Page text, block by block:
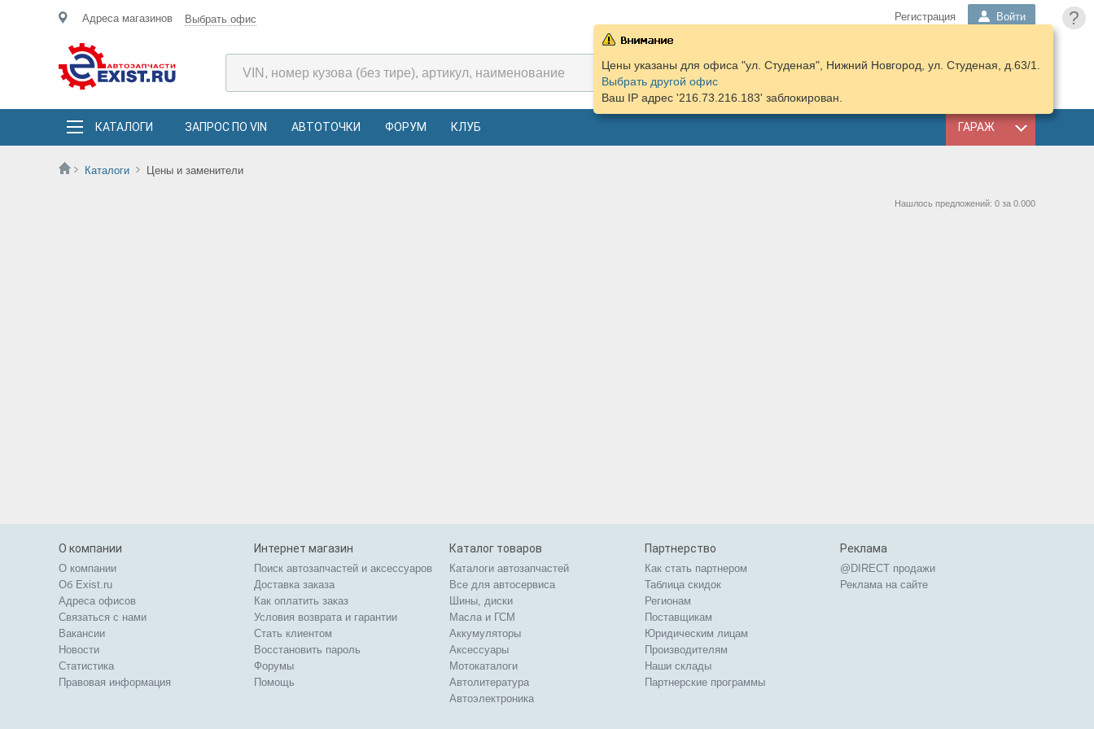
?
Адреса магазинов Выбрать офис Регистрация Войти
КОРЗИНА
ПОДОБРАТЬ
КАТАЛОГИ ЗАПРОС ПО VIN АВТОТОЧКИ ФОРУМ КЛУБ ГАРАЖ
Каталоги Цены и заменители
Цены указаны для офиса "ул. Студеная", Нижний Новгород, ул. Студеная, д.63/1.
Выбрать другой офис
Ваш IP адрес '216.73.216.183' заблокирован.
Нашлось предложений: 0 за 0.000
О компании
О компании
Об Exist.ru
Адреса офисов
Связаться с нами
Вакансии
Новости
Статистика
Правовая информация
Интернет магазин
Поиск автозапчастей и аксессуаров
Доставка заказа
Как оплатить заказ
Условия возврата и гарантии
Стать клиентом
Восстановить пароль
Форумы
Помощь
Каталог товаров
Каталоги автозапчастей
Все для автосервиса
Шины, диски
Масла и ГСМ
Аккумуляторы
Аксессуары
Мотокаталоги
Автолитература
Автоэлектроника
Партнерство
Как стать партнером
Таблица скидок
Регионам
Поставщикам
Юридическим лицам
Производителям
Наши склады
Партнерские программы
Реклама
@DIRECT продажи
Реклама на сайте